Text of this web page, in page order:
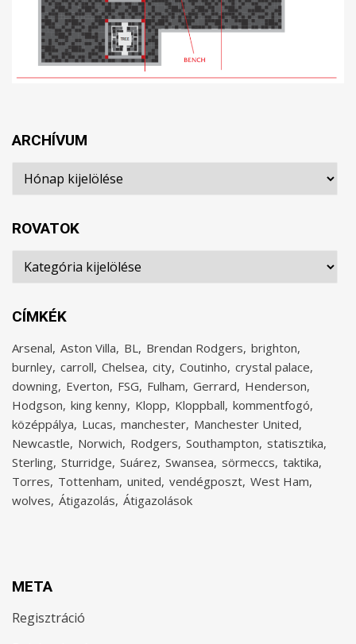
ARCHÍVUM
Archívum
ROVATOK
Rovatok
CÍMKÉK
Arsenal Aston Villa BL Brendan Rodgers brighton
burnley carroll Chelsea city Coutinho crystal palace
downing Everton FSG Fulham Gerrard Henderson
Hodgson king kenny Klopp Kloppball kommentfogó
középpálya Lucas manchester Manchester United
Newcastle Norwich Rodgers Southampton statisztika
Sterling Sturridge Suárez Swansea sörmeccs taktika
Torres Tottenham united vendégposzt West Ham
wolves Átigazolás Átigazolások
META
Regisztráció